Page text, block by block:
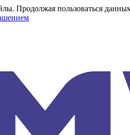
Продолжая пользоваться